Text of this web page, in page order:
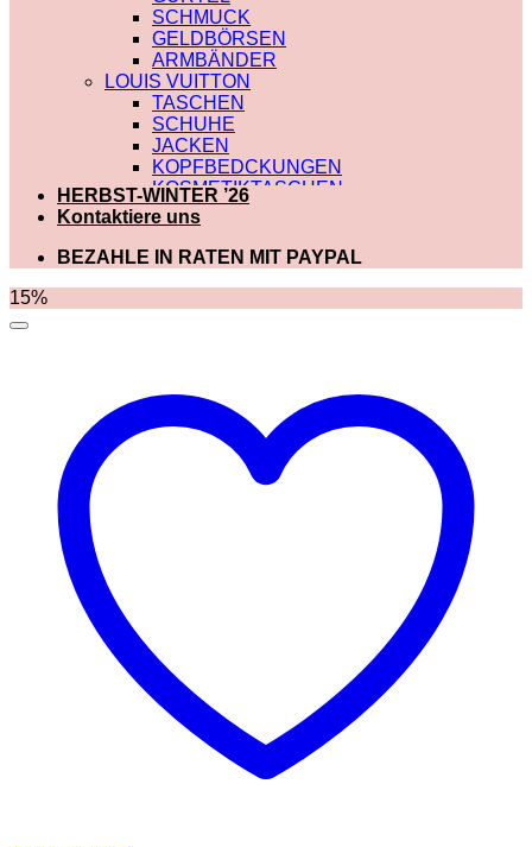
SCHMUCK
GELDBÖRSEN
ARMBÄNDER
LOUIS VUITTON
TASCHEN
SCHUHE
JACKEN
KOPFBEDCKUNGEN
KOSMETIKTASCHEN
SCHALS
SCHULTERRIEMEN
GÜRTEL
GELDBÖRSEN
KOSMETIKTASCHEN
KOPFBEDCKUNGEN
JACKEN
HOODIES UND
SWEATSHIRTS
JACKEN
KOPFBEDCKUNGEN
KOSMETIKTASCHEN
SCHALS
GÜRTEL
GELDBÖRSEN
HERBST-WINTER ’26
Kontaktiere uns
BEZAHLE IN RATEN MIT PAYPAL
15%